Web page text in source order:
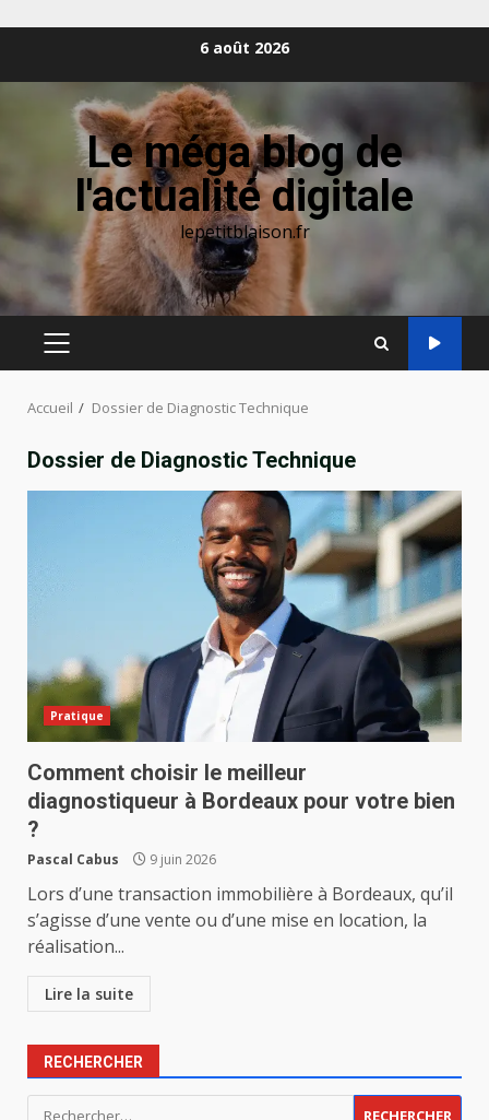
6 août 2026
Le méga blog de
l'actualité digitale
lepetitblaison.fr
MENU
Accueil Dossier de Diagnostic Technique
Dossier de Diagnostic Technique
Pratique
Comment choisir le meilleur
diagnostiqueur à Bordeaux pour votre bien
?
Pascal Cabus 9 juin 2026
Lors d’une transaction immobilière à Bordeaux, qu’il
s’agisse d’une vente ou d’une mise en location, la
réalisation...
Lire la suite
RECHERCHER
Rechercher :